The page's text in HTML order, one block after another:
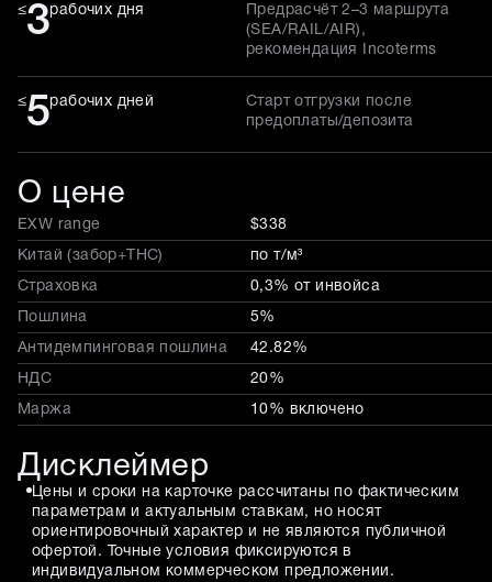
≤3рабочих дня
Предрасчёт 2–3 маршрута
(SEA/RAIL/AIR),
рекомендация Incoterms
≤5рабочих дней
Старт отгрузки после
предоплаты/депозита
О цене
EXW range $338
Китай (забор+THC) по т/м³
Страховка 0,3% от инвойса
Пошлина 5%
Антидемпинговая пошлина 42.82%
НДС 20%
Маржа 10% включено
Дисклеймер
Цены и сроки на карточке рассчитаны по фактическим
параметрам и актуальным ставкам, но носят
ориентировочный характер и не являются публичной
офертой. Точные условия фиксируются в
индивидуальном коммерческом предложении.